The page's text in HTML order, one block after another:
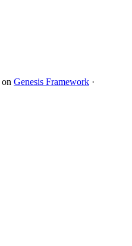
on Genesis Framework ·